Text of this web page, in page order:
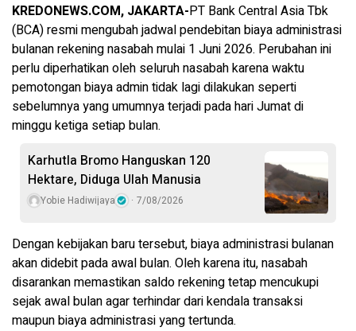
KREDONEWS.COM, JAKARTA-PT Bank Central Asia Tbk
(BCA) resmi mengubah jadwal pendebitan biaya administrasi
bulanan rekening nasabah mulai 1 Juni 2026. Perubahan ini
perlu diperhatikan oleh seluruh nasabah karena waktu
pemotongan biaya admin tidak lagi dilakukan seperti
sebelumnya yang umumnya terjadi pada hari Jumat di
minggu ketiga setiap bulan.
Karhutla Bromo Hanguskan 120
Hektare, Diduga Ulah Manusia
Yobie Hadiwijaya 7/08/2026
Dengan kebijakan baru tersebut, biaya administrasi bulanan
akan didebit pada awal bulan. Oleh karena itu, nasabah
disarankan memastikan saldo rekening tetap mencukupi
sejak awal bulan agar terhindar dari kendala transaksi
maupun biaya administrasi yang tertunda.